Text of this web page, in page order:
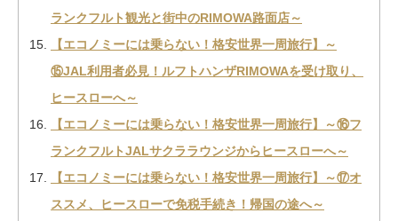
ランクフルト観光と街中のRIMOWA路面店～
【エコノミーには乗らない！格安世界一周旅行】～
⑮JAL利用者必見！ルフトハンザRIMOWAを受け取り、
ヒースローへ～
【エコノミーには乗らない！格安世界一周旅行】～⑯フ
ランクフルトJALサクララウンジからヒースローへ～
【エコノミーには乗らない！格安世界一周旅行】～⑰オ
ススメ、ヒースローで免税手続き！帰国の途へ～